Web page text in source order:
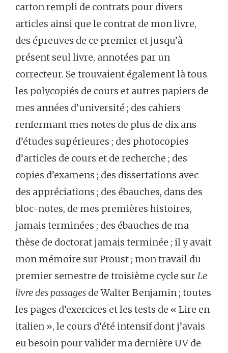
carton rempli de contrats pour divers
articles ainsi que le contrat de mon livre,
des épreuves de ce premier et jusqu’à
présent seul livre, annotées par un
correcteur. Se trouvaient également là tous
les polycopiés de cours et autres papiers de
mes années d’université ; des cahiers
renfermant mes notes de plus de dix ans
d’études supérieures ; des photocopies
d’articles de cours et de recherche ; des
copies d’examens ; des dissertations avec
des appréciations ; des ébauches, dans des
bloc-notes, de mes premières histoires,
jamais terminées ; des ébauches de ma
thèse de doctorat jamais terminée ; il y avait
mon mémoire sur Proust ; mon travail du
premier semestre de troisième cycle surLe
livre des passages de Walter Benjamin ; toutes
les pages d’exercices et les tests de « Lire en
italien », le cours d’été intensif dont j’avais
eu besoin pour valider ma dernière UV de